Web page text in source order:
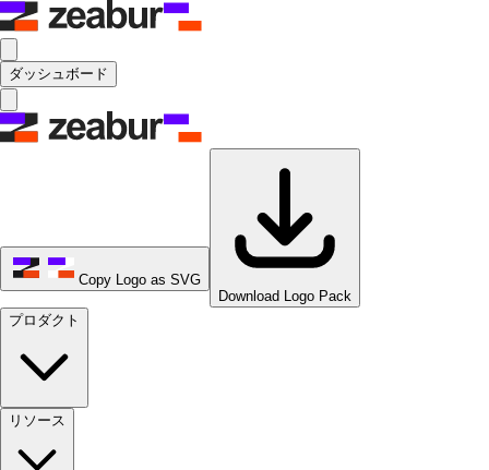
ダッシュボード
Copy Logo as SVG
Download Logo Pack
プロダクト
リソース